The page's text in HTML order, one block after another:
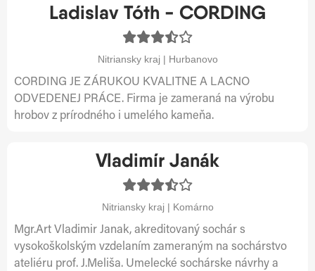
Ladislav Tóth - CORDING
Nitriansky kraj | Hurbanovo
CORDING JE ZÁRUKOU KVALITNE A LACNO
ODVEDENEJ PRÁCE. Firma je zameraná na výrobu
hrobov z prírodného i umelého kameňa.
Vladimír Janák
Nitriansky kraj | Komárno
Mgr.Art Vladimir Janak, akreditovaný sochár s
vysokoškolským vzdelaním zameraným na sochárstvo
ateliéru prof. J.Meliša. Umelecké sochárske návrhy a